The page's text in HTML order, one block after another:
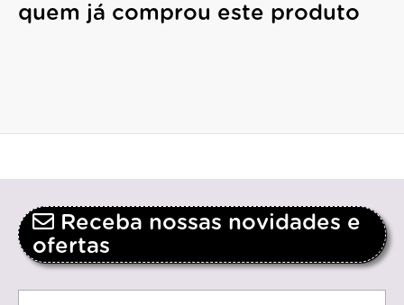
quem já comprou este produto
Receba nossas novidades e
ofertas